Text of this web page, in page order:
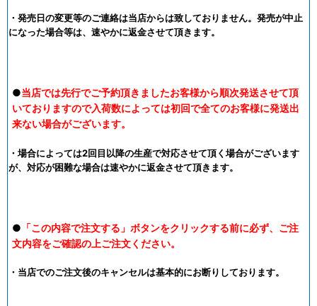
・発売日の変更等のご連絡は当店からは致しておりません。発売が中止
になった場合等は、速やかに返金させて頂きます。
●当店では先行でご予約頂きましたお客様から順次発送させて頂
いておりますので入荷数によっては初回で全てのお客様に発送出
来ない場合がございます。
・場合によっては2回目以降の生産で対応させて頂く場合がございます
が、対応が困難な場合は速やかに返金させて頂きます。
● 「この内容で注文する」ボタンをクリックする前に必ず、ご注
文内容をご確認の上ご注文ください。
・当店でのご注文後のキャンセルは基本的にお断りしております。